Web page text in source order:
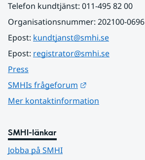
Telefon kundtjänst: 011-495 82 00
Organisationsnummer: 202100-0696
Epost: kundtjanst@smhi.se
Epost: registrator@smhi.se
Press
SMHIs frågeforum
Mer kontaktinformation
SMHI-länkar
Jobba på SMHI